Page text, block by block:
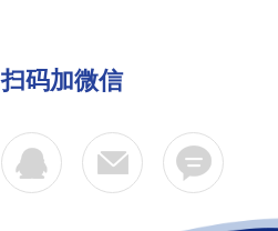
扫码加微信